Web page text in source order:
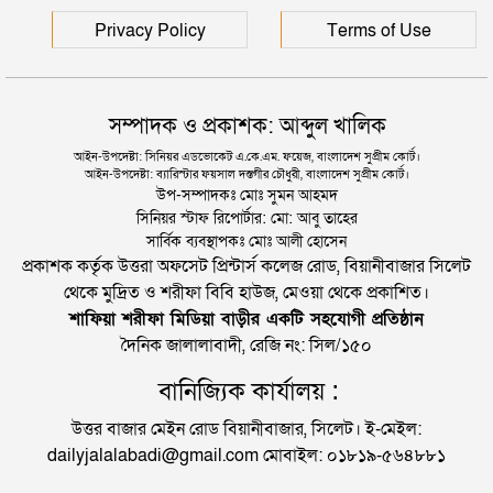
Privacy Policy Terms of Use
সম্পাদক ও প্রকাশক: আব্দুল খালিক
আইন-উপদেষ্টা: সিনিয়র এডভোকেট এ.কে.এম. ফয়েজ, বাংলাদেশ সুপ্রীম কোর্ট।
আইন-উপদেষ্টা: ব্যারিস্টার ফয়সাল দস্তগীর চৌধুরী, বাংলাদেশ সুপ্রীম কোর্ট।
উপ-সম্পাদকঃ মোঃ সুমন আহমদ
সিনিয়র স্টাফ রিপোর্টার: মো: আবু তাহের
সার্বিক ব্যবস্থাপকঃ মোঃ আলী হোসেন
প্রকাশক কর্তৃক উত্তরা অফসেট প্রিন্টার্স কলেজ রোড, বিয়ানীবাজার সিলেট
থেকে মুদ্রিত ও শরীফা বিবি হাউজ, মেওয়া থেকে প্রকাশিত।
শাফিয়া শরীফা মিডিয়া বাড়ীর একটি সহযোগী প্রতিষ্ঠান
দৈনিক জালালাবাদী, রেজি নং: সিল/১৫০
বানিজ্যিক কার্যালয় :
উত্তর বাজার মেইন রোড বিয়ানীবাজার, সিলেট। ই-মেইল:
dailyjalalabadi@gmail.com মোবাইল: ০১৮১৯-৫৬৪৮৮১